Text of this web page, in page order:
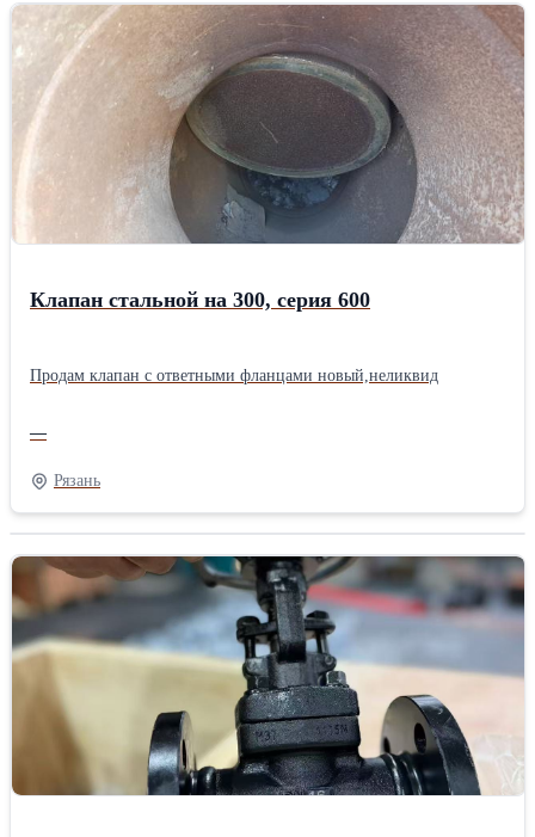
Клапан стальной на 300, серия 600
Продам клапан с ответными фланцами новый,неликвид
—
Рязань